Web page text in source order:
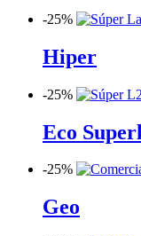
-25%
Hiper
-25%
Eco
-25%
Geo